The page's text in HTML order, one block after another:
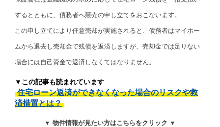
するとともに、債務者へ競売の申し立てをおこないます。
この申し立てにより任意売却が実施されると、債務者はマイホー
ムから退去し売却金で残債を返済しますが、売却金では足りない
場合には自己資金で返済しなくてはなりません。
▼この記事も読まれています
住宅ローン返済ができなくなった場合のリスクや救
済措置とは？
▼ 物件情報が見たい方はこちらをクリック ▼